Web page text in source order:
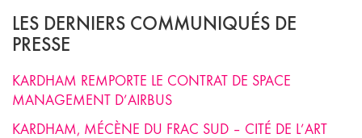
LES DERNIERS COMMUNIQUÉS DE
PRESSE
KARDHAM REMPORTE LE CONTRAT DE SPACE
MANAGEMENT D’AIRBUS
KARDHAM, MÉCÈNE DU FRAC SUD – CITÉ DE L’ART